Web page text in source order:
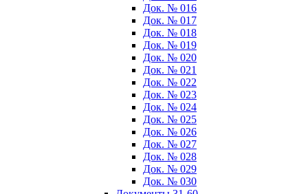
Док. № 016
Док. № 017
Док. № 018
Док. № 019
Док. № 020
Док. № 021
Док. № 022
Док. № 023
Док. № 024
Док. № 025
Док. № 026
Док. № 027
Док. № 028
Док. № 029
Док. № 030